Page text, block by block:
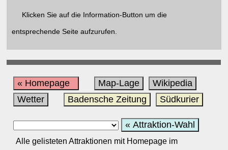
Klicken Sie auf die Information-Button um die
entsprechende Seite aufzurufen.